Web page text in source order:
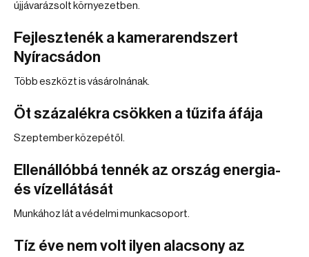
újjávarázsolt környezetben.
Fejlesztenék a kamerarendszert
Nyíracsádon
Több eszközt is vásárolnának.
Öt százalékra csökken a tűzifa áfája
Szeptember közepétől.
Ellenállóbbá tennék az ország energia-
és vízellátását
Munkához lát a védelmi munkacsoport.
Tíz éve nem volt ilyen alacsony az